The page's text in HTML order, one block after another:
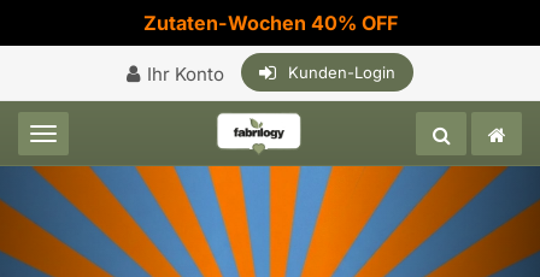
Zutaten-Wochen 40% OFF
Ihr Konto Kunden-Login
Toggle navigation